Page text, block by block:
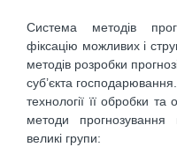
Система методів
фіксацію можливих і
методів розробки
суб’єкта
технології її обробки та
методи прогнозування
великі групи: